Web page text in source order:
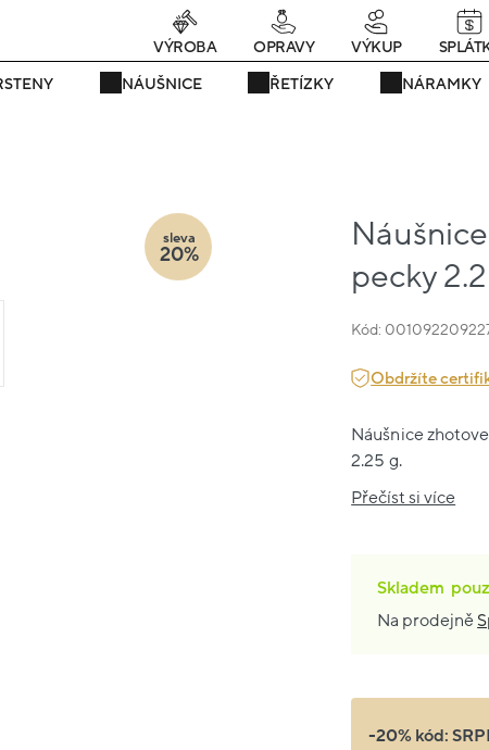
teď! - 20 % na vše! Kód: SRPEN20 25 dní : 9h : 02m : 38s
NÁUŠNICE ŘETÍZKY NÁRAMKY
VÝROBA OPRAVY VÝKUP
pecky
Kód:
sleva
20%
Obdržíte
Náušnice
2.25 g.
Přečíst si více
Skladem
Na prodejně
-20% kód: